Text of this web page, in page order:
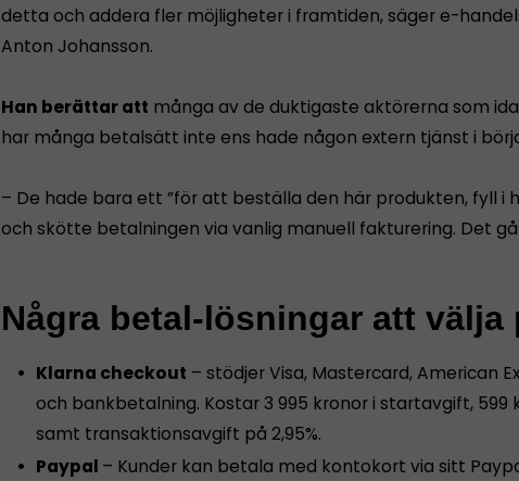
detta och addera fler möjligheter i framtiden, säger e-
Anton Johansson.
Han berättar att många av de duktigaste aktörerna som
har många betalsätt inte ens hade någon extern tjänst i
– De hade bara ett ”för att beställa den här produkten, fyll i
och skötte betalningen via vanlig manuell fakturering. Det
Några betal-lösningar att välja
Klarna checkout – stödjer Visa, Mastercard, American
och bankbetalning. Kostar 3 995 kronor i startavgift, 599
samt transaktionsavgift på 2,95%.
Paypal – Kunder kan betala med kontokort via sitt